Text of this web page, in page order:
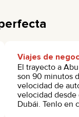
Viajes de
El trayecto a
son 90 minutos
velocidad de
velocidad desde
Dubái. Tenlo en